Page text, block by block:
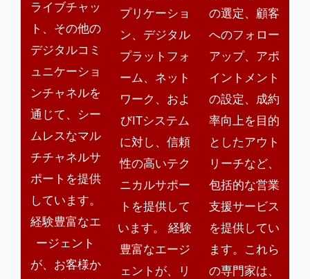
ライブチャッ
ト、その他の
デジタルコミ
ュニケーショ
ンチャネルを
通じて、シー
ムレスなマル
チチャネルサ
ポートを提供
しています。
経験豊富なエ
ージェント
が、お客様か
プリケーショ
ン、デジタル
プラットフォ
ーム、ネット
ワーク、およ
びITシステム
に対し、信頼
性の高いテク
ニカルサポー
トを提供して
います。 経験
豊富なエージ
ェントが、リ
の選定、顧客
へのフォロー
アップ、アポ
イントメント
の設定、成約
率向上を目的
としたアウト
リーチなど、
包括的な営業
支援サービス
を提供してい
ます。これら
の専門家は、